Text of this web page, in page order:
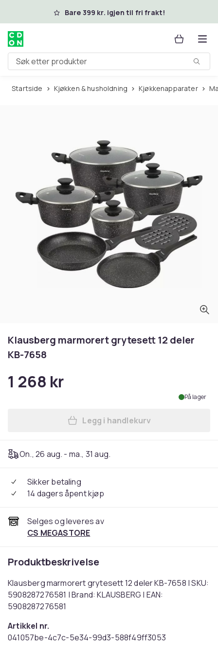
Hopp til hovedinnholdBare 399 kr. igjen til fri frakt!
Søk etter produkter
Startside Kjøkken & husholdning Kjøkkenapparater
Klausberg marmorert grytesett 12 deler
KB-7658
1 268 kr
På lager
Legg Klausberg
Legg i handlekurv
On., 26 aug. - ma., 31 aug.
Sikker betaling
14 dagers åpent kjøp
Selges og leveres av
CS MEGASTORE
Produktbeskrivelse
Klausberg marmorert grytesett 12 deler KB-7658 | SKU:
5908287276581 | Brand: KLAUSBERG | EAN:
5908287276581
Artikkel nr.
041057be-4c7c-5e34-99d3-588f49ff3053